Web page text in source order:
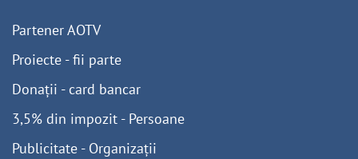
Partener AOTV
Proiecte - fii parte
Donații - card bancar
3,5% din impozit - Persoane
Publicitate - Organizații